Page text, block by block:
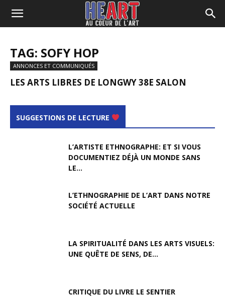
TAG: SOFY HOP
ANNONCES ET COMMUNIQUÉS
LES ARTS LIBRES DE LONGWY 38E SALON
SUGGESTIONS DE LECTURE
L’ARTISTE ETHNOGRAPHE: ET SI VOUS
DOCUMENTIEZ DÉJÀ UN MONDE SANS
LE...
L’ETHNOGRAPHIE DE L’ART DANS NOTRE
SOCIÉTÉ ACTUELLE
LA SPIRITUALITÉ DANS LES ARTS VISUELS:
UNE QUÊTE DE SENS, DE...
CRITIQUE DU LIVRE LE SENTIER